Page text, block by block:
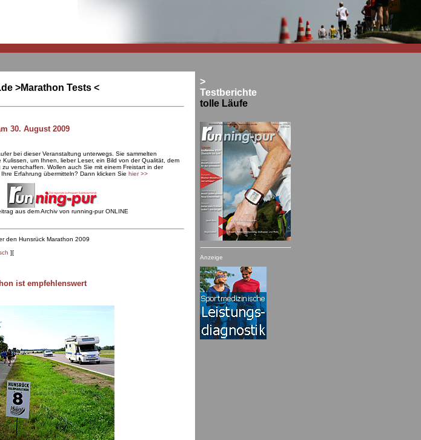
>Marathon Tests <
30. August 2009
bei dieser Veranstaltung unterwegs. Sie sammelten
Kulissen, um Ihnen, lieber Leser, ein Bild von der Qualität, dem
verschaffen. Wollen auch Sie mit einem Freistart in der
Erfahrung übermitteln? Dann klicken Sie hier>>
aus dem Archiv von running-pur ONLINE
den Hunsrück Marathon 2009
][
ist empfehlenswert
>
Testberichte
tolle Läufe
Anzeige